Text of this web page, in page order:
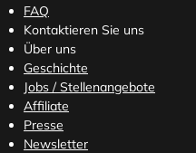
FAQ
Kontaktieren Sie uns
Über uns
Geschichte
Jobs / Stellenangebote
Affiliate
Presse
Newsletter